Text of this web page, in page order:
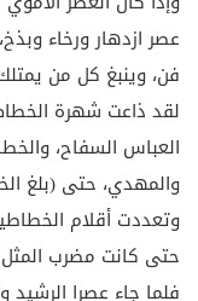
عصر ازدهار ورخاء
فن، وينبغ كل من
لقد ذاعت شهرة
العباس السفاح،
والمهدي، حتى (بلغ
وتعددت أقلام
حتى كانت مضرب
فلما جاء عصرا الرشيد